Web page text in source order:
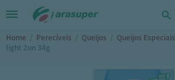
Home / Perecíveis / Queijos / Queijos Especiais
light 2un 34g